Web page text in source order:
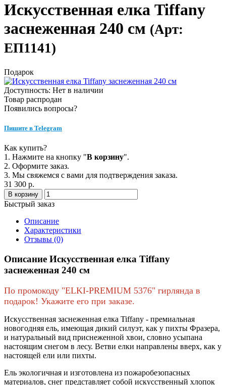
Искусственная елка Tiffany
заснеженная 240 см (Арт:
ЕП1141)
Подарок
Доступность: Нет в наличии
Товар распродан
Появились вопросы?
Пишите в Telegram
Как купить?
1. Нажмите на кнопку "В корзину".
2. Оформите заказ.
3. Мы свяжемся с вами для подтверждения заказа.
31 300 р.
В корзину
Быстрый заказ
Описание
Характеристики
Отзывы (0)
Описание Искусственная елка Tiffany
заснеженная 240 см
По промокоду "ELKI-PREMIUM 5376" гирлянда в
подарок! Укажите его при заказе.
Искусственная заснеженная елка Tiffany - премиальная
новогодняя ель, имеющая дикий силуэт, как у пихты Фразера,
и натуральный вид приснеженной хвои, словно усыпана
настоящим снегом в лесу. Ветви елки направлены вверх, как у
настоящей ели или пихты.
Ель экологичная и изготовлена из пожаробезопасных
материалов, снег представляет собой искусственный хлопок